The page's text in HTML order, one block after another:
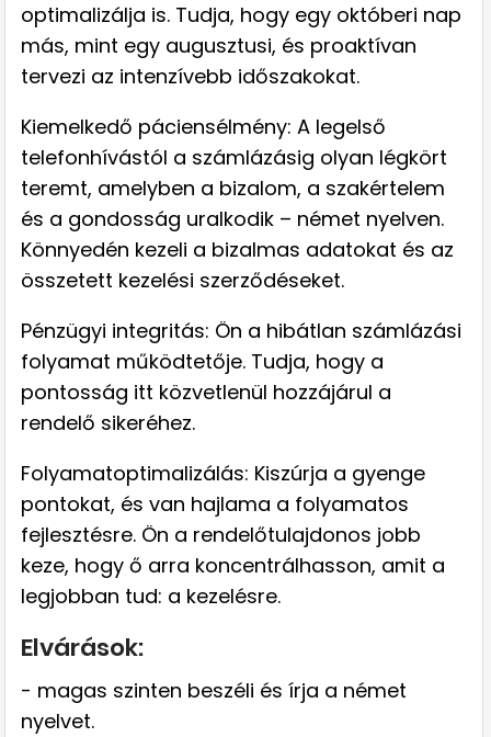
optimalizálja is. Tudja, hogy egy októberi nap
más, mint egy augusztusi, és proaktívan
tervezi az intenzívebb időszakokat.
Kiemelkedő páciensélmény: A legelső
telefonhívástól a számlázásig olyan légkört
teremt, amelyben a bizalom, a szakértelem
és a gondosság uralkodik – német nyelven.
Könnyedén kezeli a bizalmas adatokat és az
összetett kezelési szerződéseket.
Pénzügyi integritás: Ön a hibátlan számlázási
folyamat működtetője. Tudja, hogy a
pontosság itt közvetlenül hozzájárul a
rendelő sikeréhez.
Folyamatoptimalizálás: Kiszúrja a gyenge
pontokat, és van hajlama a folyamatos
fejlesztésre. Ön a rendelőtulajdonos jobb
keze, hogy ő arra koncentrálhasson, amit a
legjobban tud: a kezelésre.
Elvárások:
- magas szinten beszéli és írja a német
nyelvet.